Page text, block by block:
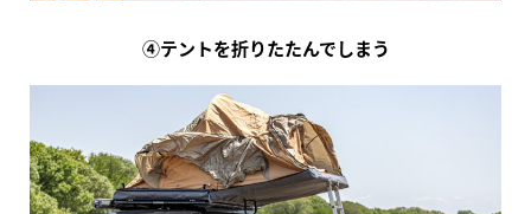
④テントを折りたたんでしまう